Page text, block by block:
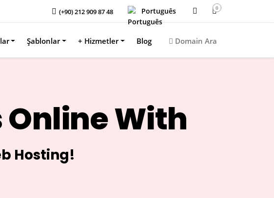
(+90) 212 909 87 48 Português 0
Şablonlar + Hizmetler Blog Domain Ara
Online With
Hosting!